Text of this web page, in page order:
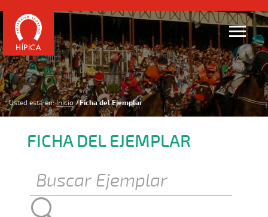
Usted está en: Inicio Ficha del Ejemplar
FICHA DEL EJEMPLAR